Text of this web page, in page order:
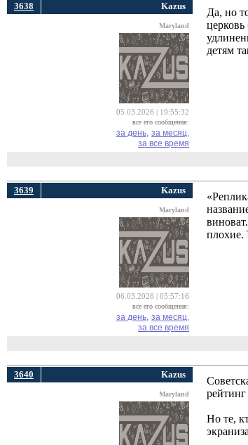
3638 Kazus
Maryland
05.03.2026 | 19:55:32
все его сообщения:
за день, за месяц,
за все время
Да, но
детям
3639 Kazus
Maryland
06.03.2026 | 05:57:16
все его сообщения:
за день, за месяц,
за все время
плохие.
3640 Kazus
Maryland
Но те,